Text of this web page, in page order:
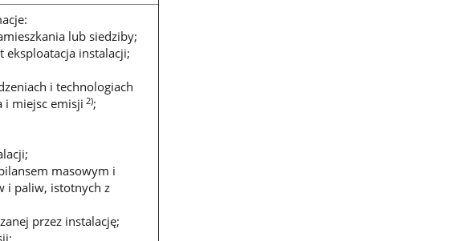
lub siedziby;
eksploatacja instalacji;
i technologiach
i miejsc emisji 2);
masowym i
i paliw, istotnych z
przez instalację;